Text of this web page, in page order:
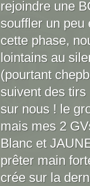
rejoindre une
souffler un peu
cette phase,
lointains au
(pourtant
suivent des
sur nous ! le
mais mes 2
Blanc et
prêter main
crée sur la